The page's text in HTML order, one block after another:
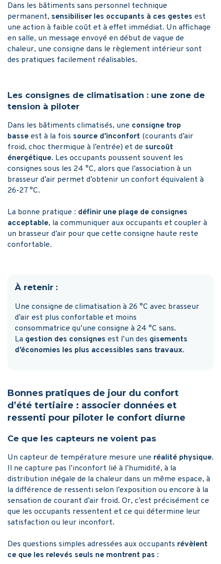
Dans les bâtiments sans personnel technique
permanent, sensibiliser les occupants à ces gestes est
une action à faible coût et à effet immédiat. Un affichage
en salle, un message envoyé en début de vague de
chaleur, une consigne dans le règlement intérieur sont
des pratiques facilement réalisables.
Les consignes de climatisation : une zone de
tension à piloter
Dans les bâtiments climatisés, une consigne trop
basse est à la fois source d’inconfort (courants d’air
froid, choc thermique à l’entrée) et de surcoût
énergétique. Les occupants poussent souvent les
consignes sous les 24 °C, alors que l’association à un
brasseur d’air permet d’obtenir un confort équivalent à
26-27 °C.
La bonne pratique : définir une plage de consignes
acceptable, la communiquer aux occupants et coupler à
un brasseur d’air pour que cette consigne haute reste
confortable.
À retenir :
Une consigne de climatisation à 26 °C avec brasseur
d’air est plus confortable et moins
consommatrice qu’une consigne à 24 °C sans.
La gestion des consignes est l’un des gisements
d’économies les plus accessibles sans travaux.
Bonnes pratiques de jour du confort
d’été tertiaire : associer données et
ressenti pour piloter le confort diurne
Ce que les capteurs ne voient pas
Un capteur de température mesure une réalité physique.
Il ne capture pas l’inconfort lié à l’humidité, à la
distribution inégale de la chaleur dans un même espace, à
la différence de ressenti selon l’exposition ou encore à la
sensation de courant d’air froid. Or, c’est précisément ce
que les occupants ressentent et ce qui détermine leur
satisfaction ou leur inconfort.
Des questions simples adressées aux occupants révèlent
ce que les relevés seuls ne montrent pas :